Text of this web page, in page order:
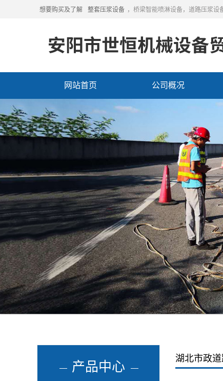
想要购买及了解 整套压浆设备 ，桥梁智能喷淋设备，道路压浆设
网站首页 公司概况
联系我们
产品中心
湖北市政